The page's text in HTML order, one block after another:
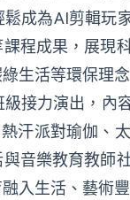
成為AI剪輯玩
課程成果，展現
生活等環保理念
接力演出，內
汗派對瑜伽、
音樂教育教師
入生活、藝術